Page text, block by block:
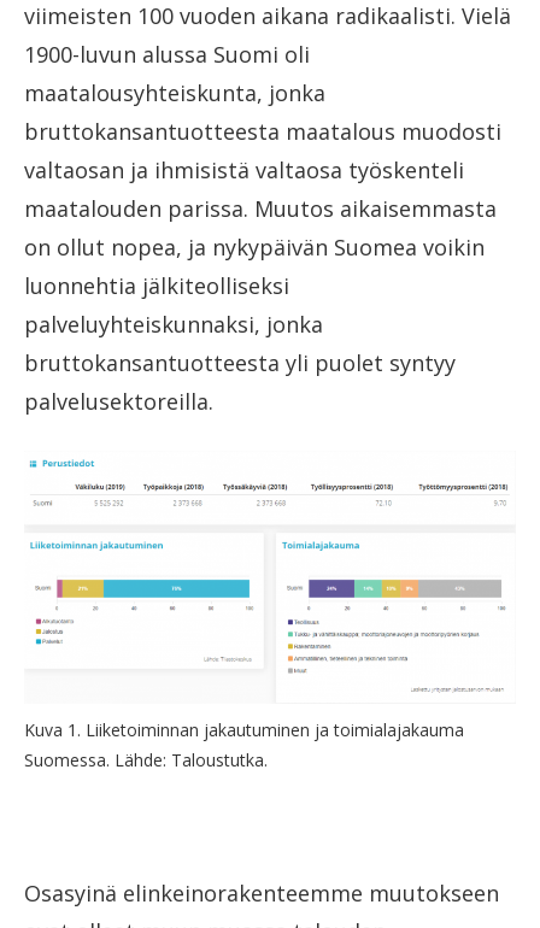
viimeisten 100 vuoden aikana radikaalisti. Vielä
1900-luvun alussa Suomi oli
maatalousyhteiskunta, jonka
bruttokansantuotteesta maatalous muodosti
valtaosan ja ihmisistä valtaosa työskenteli
maatalouden parissa. Muutos aikaisemmasta
on ollut nopea, ja nykypäivän Suomea voikin
luonnehtia jälkiteolliseksi
palveluyhteiskunnaksi, jonka
bruttokansantuotteesta yli puolet syntyy
palvelusektoreilla.
Kuva 1. Liiketoiminnan jakautuminen ja toimialajakauma
Suomessa. Lähde: Taloustutka.
Osasyinä elinkeinorakenteemme muutokseen